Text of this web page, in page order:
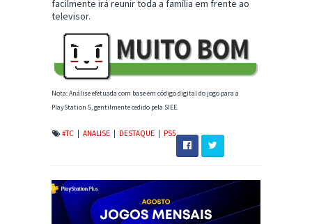
facilmente irá reunir toda a família em frente ao
televisor.
Nota: Análise efetuada com base em código digital do jogo para a
PlayStation 5, gentilmente cedido pela SIEE.
#TC ANALISE DESTAQUE PS5